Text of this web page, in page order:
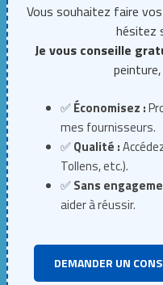
Vous souhaitez faire
hésitez
Je vous conseille
✅Économisez :
mes fournisseurs.
✅Qualité :
Tollens, etc.).
✅Sans
aider à réussir.
DEMANDER UN